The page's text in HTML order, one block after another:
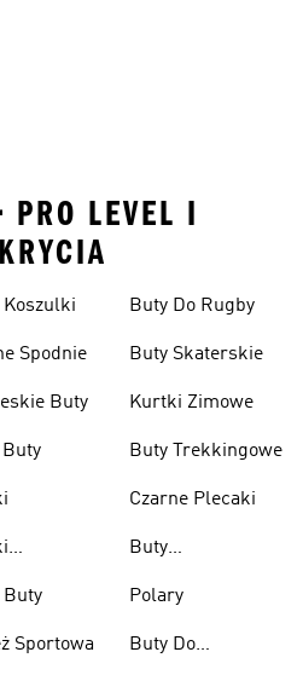
PRO LEVEL I
Koszulki
Spodnie
Buty
Buty
Buty
Sportowa
Buty Do Rugby
Buty Skaterskie
Kurtki Zimowe
Buty Trekkingowe
Czarne Plecaki
Buty
Polary
Buty Do